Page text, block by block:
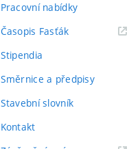
Pracovní nabídky
Časopis Fasťák(externí
Stipendia
Směrnice a předpisy
Stavební slovník
Kontakt